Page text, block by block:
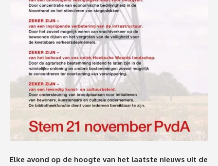
Elke avond op de hoogte van het laatste nieuws uit de